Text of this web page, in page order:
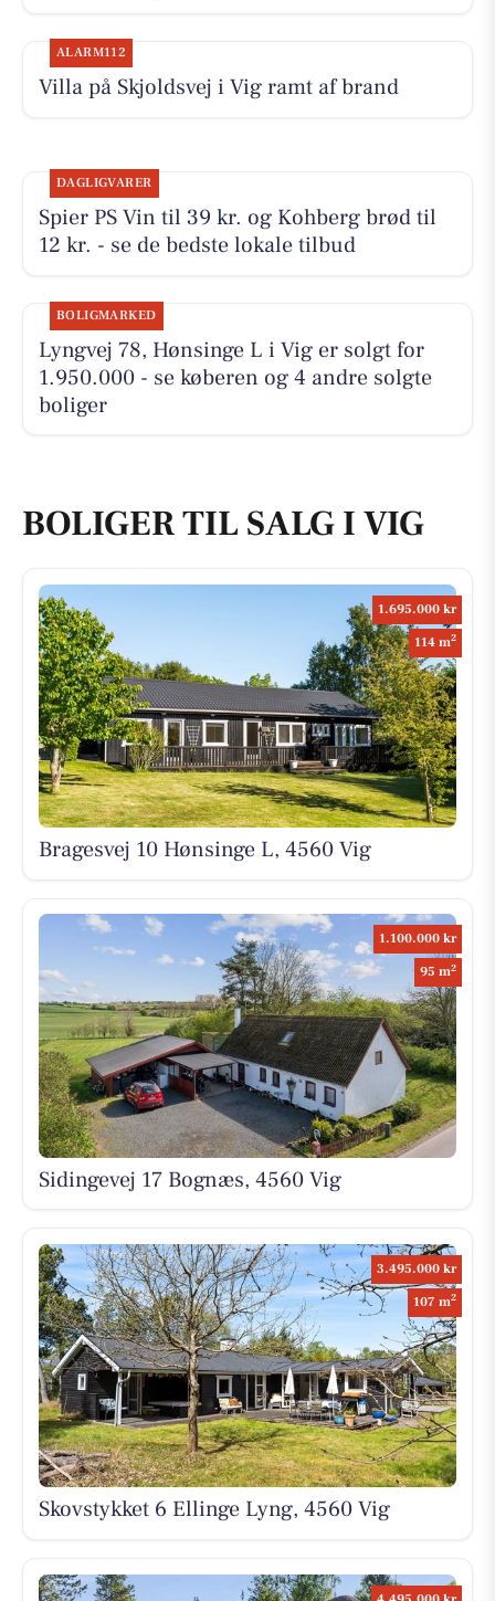
ALARM112
Villa på Skjoldsvej i Vig ramt af brand
DAGLIGVARER
Spier PS Vin til 39 kr. og Kohberg brød til
12 kr. - se de bedste lokale tilbud
BOLIGMARKED
Lyngvej 78, Hønsinge L i Vig er solgt for
1.950.000 - se køberen og 4 andre solgte
boliger
BOLIGER TIL SALG I VIG
1.695.000 kr
114 m2
Bragesvej 10 Hønsinge L, 4560 Vig
1.100.000 kr
95 m2
Sidingevej 17 Bognæs, 4560 Vig
3.495.000 kr
107 m2
Skovstykket 6 Ellinge Lyng, 4560 Vig